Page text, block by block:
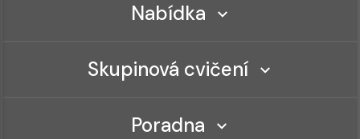
Nabídka
Skupinová cvičení
Poradna